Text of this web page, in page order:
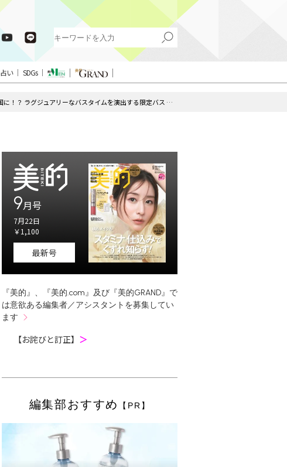
占い SDGs
「幸運のバスルーム」が全国に！？ ラグジュアリーなバスタイムを演出する限定バス タブレット登場｜ポップアップイベントも開催
9月号
7月22日
￥1,100
最新号
『美的』、『美的.com』及び『美的GRAND』で
は意欲ある編集者／アシスタントを募集してい
ます
【お詫びと訂正】 ＞
編集部おすすめ 【PR】